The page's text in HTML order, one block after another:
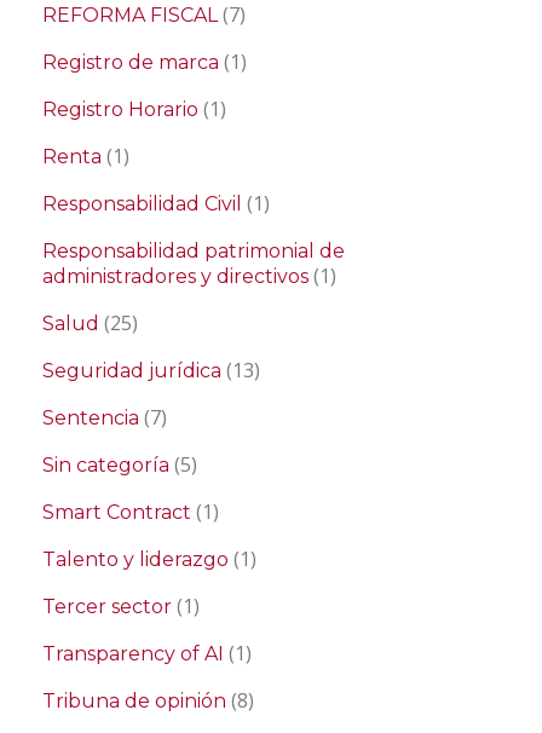
REFORMA FISCAL(7)
Registro de marca (1)
Registro Horario (1)
Renta (1)
Responsabilidad Civil (1)
Responsabilidad patrimonial de
administradores y directivos (1)
Salud (25)
Seguridad jurídica (13)
Sentencia (7)
Sin categoría (5)
Smart Contract (1)
Talento y liderazgo (1)
Tercer sector (1)
Transparency of AI (1)
Tribuna de opinión (8)